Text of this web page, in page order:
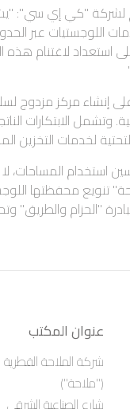
لشركة "كي إي سي":
اللوجستيات عبر
استعداد لاغتنام
مركز مزدوج
وتشمل الابتكارات
لخدمات التخزين
استخدام المساحات،
تنويع محفظتها
"الحزام والطريق"
عنوان المكتب
شركة الملاحة
("ملاحة")